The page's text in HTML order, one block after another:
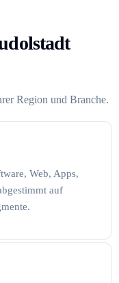
Region und Branche.
Web, Apps,
auf